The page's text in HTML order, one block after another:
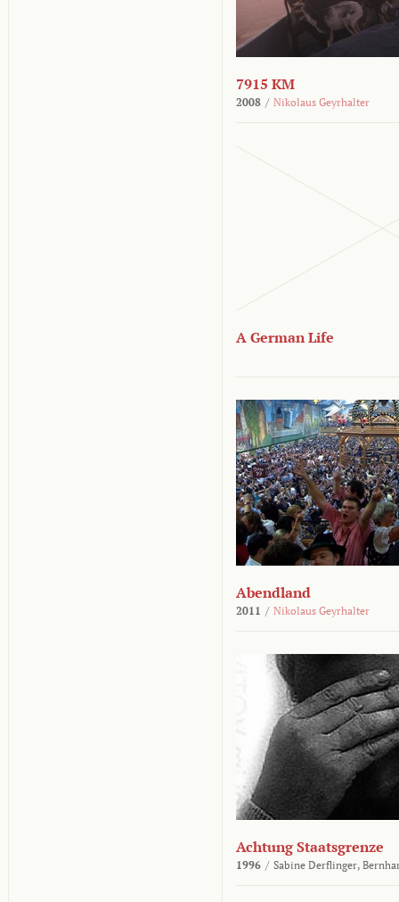
7915 KM
2008 / Nikolaus Geyrhalter
A German Life
Abendland
2011 / Nikolaus Geyrhalter
Achtung Staatsgrenze
1996 / Sabine Derflinger,